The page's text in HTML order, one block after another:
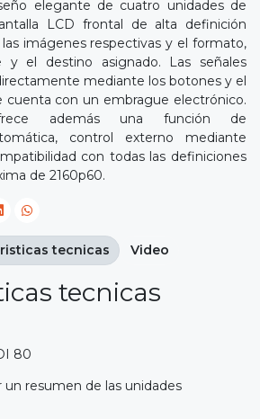
elegante de cuatro unidades de
LCD frontal de alta definición
imágenes respectivas y el formato,
el destino asignado. Las señales
mediante los botones y el
cuenta con un embrague electrónico.
además una función de
control externo mediante
con todas las definiciones
de 2160p60.
tecnicas
80
un resumen de las unidades
tecnicas Video